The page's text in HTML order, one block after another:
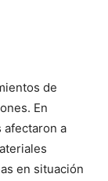
de
En
afectaron a
en situación